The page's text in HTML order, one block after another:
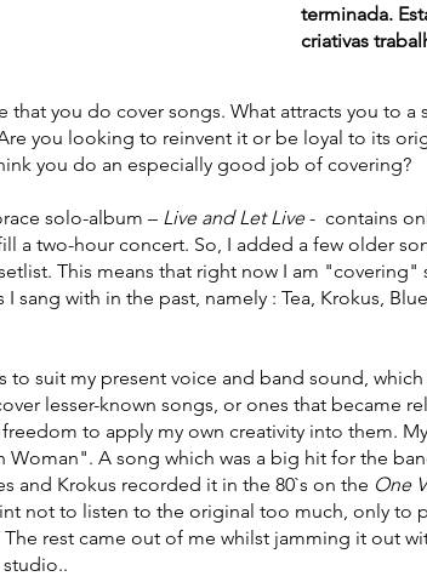
terminada.
criativas
that you do cover songs. What attracts you to a
you looking to reinvent it or be loyal to its
you do an especially good job of covering?
solo-album – Live and Let Live- contains
a two-hour concert. So, I added a few older
This means that right now I am "covering"
sang with in the past, namely : Tea, Krokus,
to suit my present voice and band sound, which
lesser-known songs, or ones that became
to apply my own creativity into them.
Woman". A song which was a big hit for the
and Krokus recorded it in the 80`s on the One
not to listen to the original too much, only to
The rest came out of me whilst jamming it out